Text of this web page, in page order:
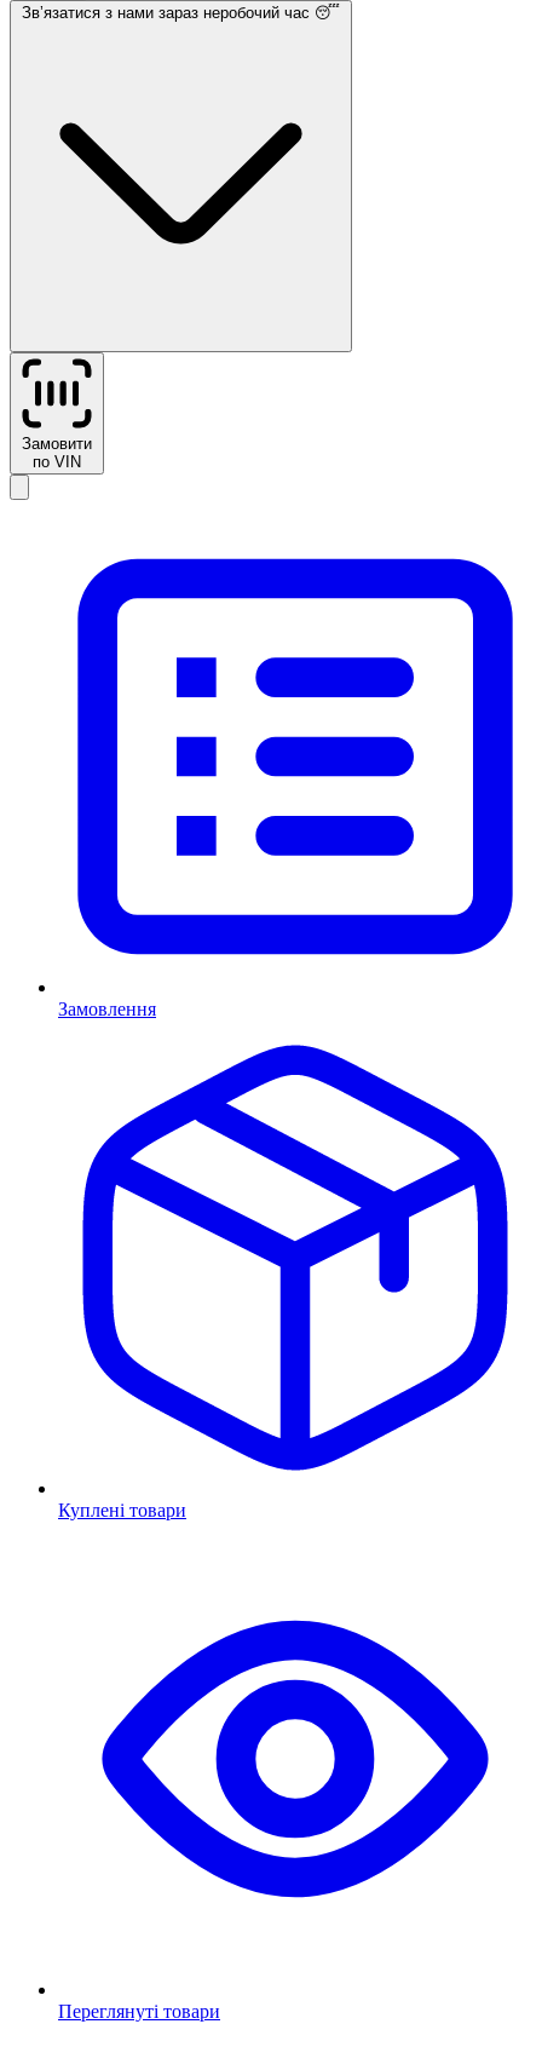
Звʼязатися з нами зараз неробочий час 😴
Замовити
по VIN
Замовлення
Куплені товари
Переглянуті товари